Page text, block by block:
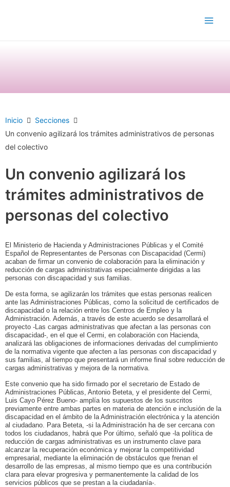
Inicio
Secciones
Un convenio agilizará los trámites administrativos de personas
del colectivo
Un convenio agilizará los
trámites administrativos de
personas del colectivo
El Ministerio de Hacienda y Administraciones Públicas y el Comité
Español de Representantes de Personas con Discapacidad (Cermi)
acaban de firmar un convenio de colaboración para la eliminación y
reducción de cargas administrativas especialmente dirigidas a las
personas con discapacidad y sus familias.
De esta forma, se agilizarán los trámites que estas personas realicen
ante las Administraciones Públicas, como la solicitud de certificados de
discapacidad o la relación entre los Centros de Empleo y la
Administración. Además, a través de este acuerdo se desarrollará el
proyecto -Las cargas administrativas que afectan a las personas con
discapacidad-, en el que el Cermi, en colaboración con Hacienda,
analizará las obligaciones de informaciones derivadas del cumplimiento
de la normativa vigente que afecten a las personas con discapacidad y
sus familias, al tiempo que presentará un informe final sobre reducción de
cargas administrativas y mejora de la normativa.
Este convenio que ha sido firmado por el secretario de Estado de
Administraciones Públicas, Antonio Beteta, y el presidente del Cermi,
Luis Cayo Pérez Bueno- amplía los supuestos de los suscritos
previamente entre ambas partes en materia de atención e inclusión de la
discapacidad en el ámbito de la Administración electrónica y la atención
al ciudadano. Para Beteta, -si la Administración ha de ser cercana con
todos los ciudadanos, habrá que Por último, señaló que -la política de
reducción de cargas administrativas es un instrumento clave para
alcanzar la recuperación económica y mejorar la competitividad
empresarial, mediante la eliminación de obstáculos que frenan el
desarrollo de las empresas, al mismo tiempo que es una contribución
clara para elevar progresiva y permanentemente la calidad de los
servicios públicos que se prestan a la ciudadanía-.